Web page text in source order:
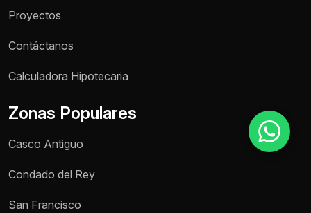
Proyectos
Contáctanos
Calculadora Hipotecaria
Zonas Populares
Casco Antiguo
Condado del Rey
San Francisco